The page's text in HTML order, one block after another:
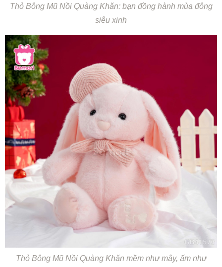
Thỏ Bông Mũ Nồi Quàng Khăn: bạn đồng hành mùa đông
siêu xinh
Thỏ Bông Mũ Nồi Quàng Khăn mềm như mây, ấm như